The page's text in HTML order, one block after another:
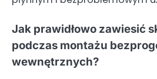
Jak prawidłowo zawiesić
podczas montażu
wewnętrznych?